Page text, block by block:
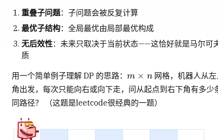
重叠子问题：子问题会被反复计算
最优子结构：全局最优由局部最优构成
无后效性：未来只取决于当前状态——这恰好就是马尔可
质
用一个简单例子理解 DP 的思路： m
\times
n
m × n网格，机器人从左
角出发，每次只能向右或向下走，问从起点到右下角有多少
同路径？ （这题是leetcode很经典的一题）